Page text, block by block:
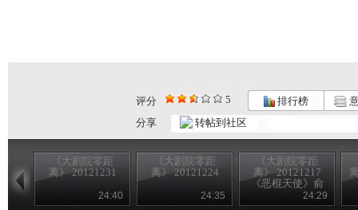
评分 5 排行榜
分享
转帖到社区
《大剧院零距
离》 20121231
24:40
《大剧院零距
离》 20121224
24:35
《大剧院零距
离》 20121217
《恶棍天使》俞
白眉和代乐乐
24:29